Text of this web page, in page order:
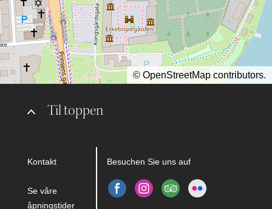
Til toppen
Kontakt
Se våre
åpningstider
Besuchen Sie uns auf
© OpenStreetMap contributors.